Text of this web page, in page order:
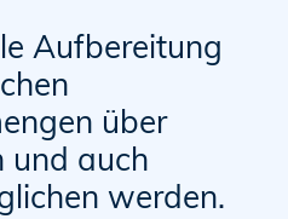
Aufbereitung
über
und auch
werden.